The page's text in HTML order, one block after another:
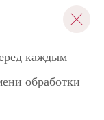
каждым
обработки